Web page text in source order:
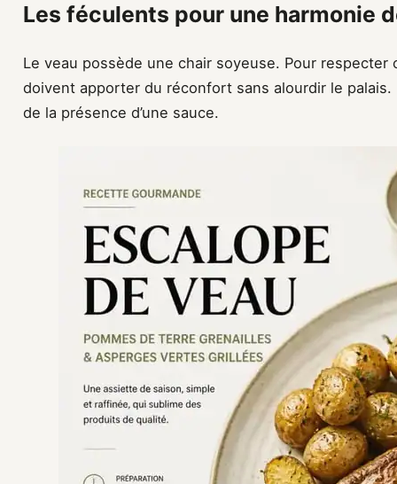
Les féculents pour une harmonie
Le veau possède une chair soyeuse. Pour
doivent apporter du réconfort sans alourdir le
de la présence d’une sauce.